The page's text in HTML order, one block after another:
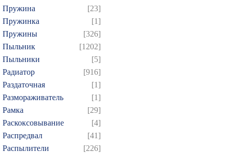
Пружина
[23]
Пружинка
[1]
Пружины
[326]
Пыльник
[1202]
Пыльники
[5]
Радиатор
[916]
Раздаточная
[1]
Размораживатель
[1]
Рамка
[29]
Раскоксовывание
[4]
Распредвал
[41]
Распылители
[226]